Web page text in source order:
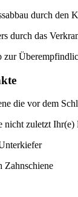
durch den
durch das
zur
die vor dem
zuletzt Ihr(e)
Zahnschiene